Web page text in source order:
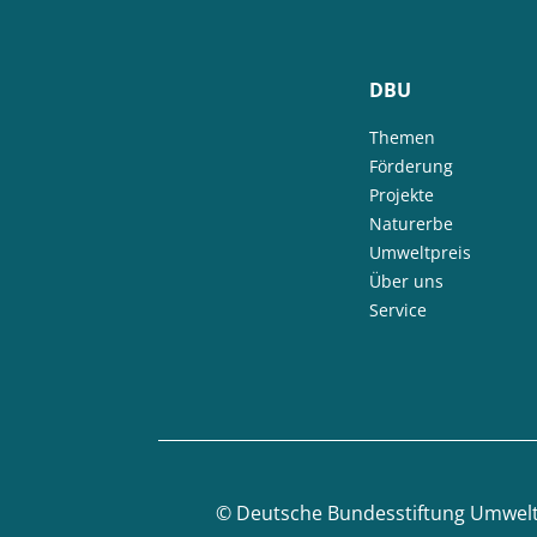
DBU
Themen
Förderung
Projekte
Naturerbe
Umweltpreis
Über uns
Service
© Deutsche Bundesstiftung